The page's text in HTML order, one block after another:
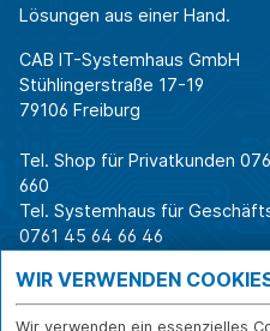
Lösungen aus einer Hand.
CAB IT-Systemhaus GmbH
Stühlingerstraße 17-19
79106 Freiburg
Tel. Shop für Privatkunden
660
Tel. Systemhaus für
0761 45 64 66 46
Warum CAB
Für Business-
Entscheider
IT für
IT-
WIR VERWENDEN
Wir verwenden ein essenzielles